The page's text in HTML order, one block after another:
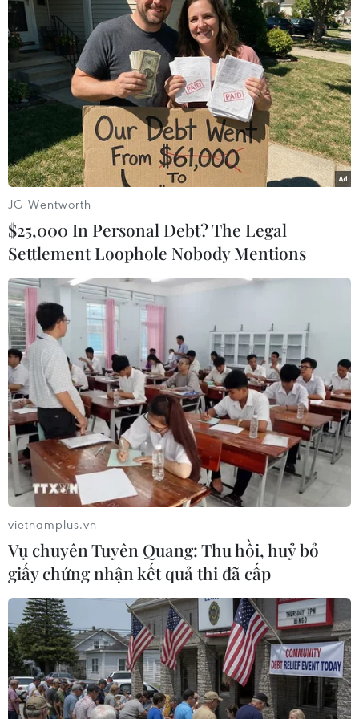
vụ tai nạn liên hoàn.
Bình Phước: Xe tải tông xe máy qua
đường, một người tử vong
03/07/2021 07:12
Vụ tai nạn xảy ra trưa 3/7, trên Quốc lộ 14, đoạn qua ấp
Cầu Hai, xã Đồng Tiến, huyện Đồng Phú, tỉnh Bình
Phước; toàn bộ vụ tai nạn được camera an ninh ghi lại.
JG Wentworth
$25,000 In Personal Debt? The Legal
Settlement Loophole Nobody Mentions
vietnamplus.vn
Vụ chuyên Tuyên Quang: Thu hồi, huỷ bỏ
giấy chứng nhận kết quả thi đã cấp